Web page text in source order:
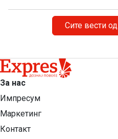
поинтензивни и
Сите вести
За нас
Импресум
Маркетинг
Контакт